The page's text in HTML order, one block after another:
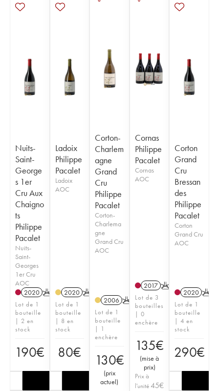
Nuits-
Saint-
George
s 1er
Cru Aux
Chaigno
ts
Philippe
Pacalet
Nuits-
Saint-
Georges
1er Cru
AOC
2020 K
Lot de 1
bouteille
| 2 en
stock
190€
Ladoix
Philippe
Pacalet
Ladoix
AOC
2020 K
Lot de 1
bouteille
| 8 en
stock
80€
Corton-
Charlem
agne
Grand
Cru
Philippe
Pacalet
Corton-
Charlema
gne
Grand Cru
AOC
2006 K
Lot de 1
bouteille
| 1
enchère
130€
(prix
actuel)
Cornas
Philippe
Pacalet
Cornas
AOC
2017 K
Lot de 3
bouteilles
| 0
enchère
135€
(mise à
prix)
Prix à
l'unité45€
Corton
Grand
Cru
Bressan
des
Philippe
Pacalet
Corton
Grand Cru
AOC
2020 K
Lot de 1
bouteille
| 4 en
stock
290€